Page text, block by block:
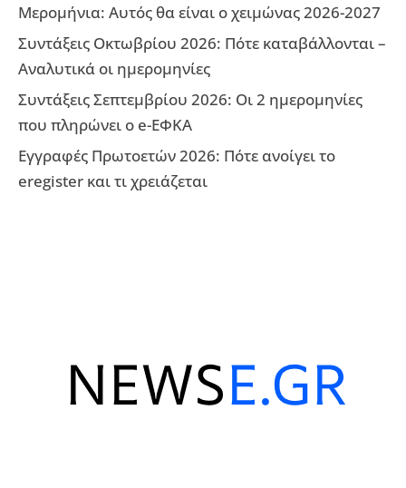
Μερομήνια: Αυτός θα είναι ο χειμώνας 2026-2027
Συντάξεις Οκτωβρίου 2026: Πότε καταβάλλονται –
Αναλυτικά οι ημερομηνίες
Συντάξεις Σεπτεμβρίου 2026: Οι 2 ημερομηνίες
που πληρώνει ο e-ΕΦΚΑ
Εγγραφές Πρωτοετών 2026: Πότε ανοίγει το
eregister και τι χρειάζεται